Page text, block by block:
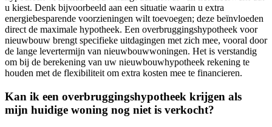
u kiest. Denk bijvoorbeeld aan een situatie waarin u extra
energiebesparende voorzieningen wilt toevoegen; deze beïnvloeden
direct de maximale hypotheek. Een overbruggingshypotheek voor
nieuwbouw brengt specifieke uitdagingen met zich mee, vooral door
de lange levertermijn van nieuwbouwwoningen. Het is verstandig
om bij de berekening van uw nieuwbouwhypotheek rekening te
houden met de flexibiliteit om extra kosten mee te financieren.
Kan ik een overbruggingshypotheek krijgen als
mijn huidige woning nog niet is verkocht?